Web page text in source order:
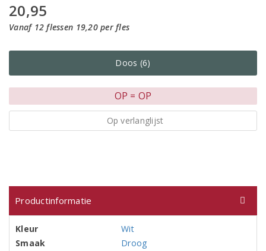
20,95
Vanaf 12 flessen 19,20 per fles
Doos (6)
OP = OP
Op verlanglijst
Productinformatie
Kleur
Wit
Smaak
Droog